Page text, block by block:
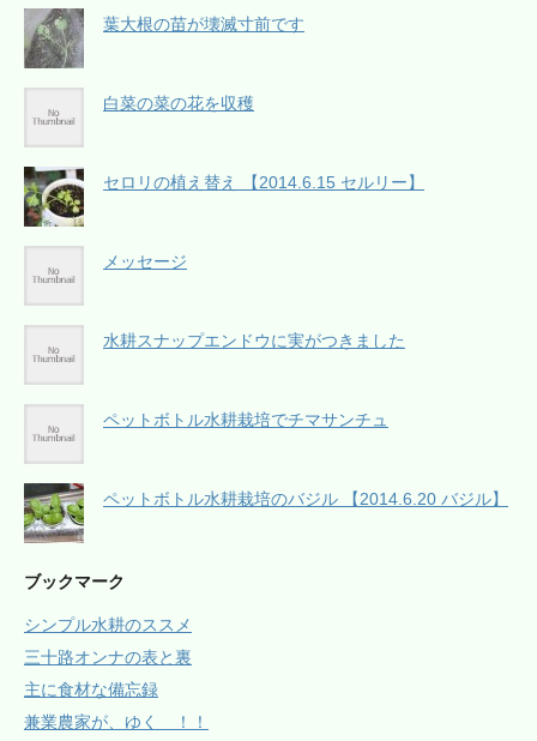
葉大根の苗が壊滅寸前です
白菜の菜の花を収穫
セロリの植え替え 【2014.6.15 セルリー】
メッセージ
水耕スナップエンドウに実がつきました
ペットボトル水耕栽培でチマサンチュ
ペットボトル水耕栽培のバジル 【2014.6.20 バジル】
ブックマーク
シンプル水耕のススメ
三十路オンナの表と裏
主に食材な備忘録
兼業農家が、ゆく ！！